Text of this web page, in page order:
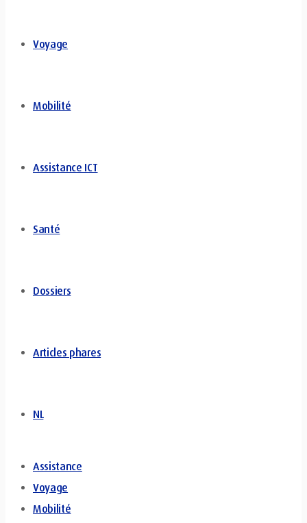
Voyage
Mobilité
Assistance ICT
Santé
Dossiers
Articles phares
NL
Assistance
Voyage
Mobilité